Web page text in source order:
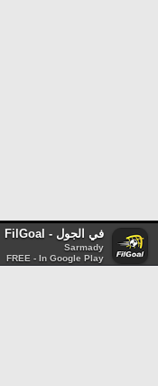
في الجول - FilGoal
Sarmady
FREE - In Google Play